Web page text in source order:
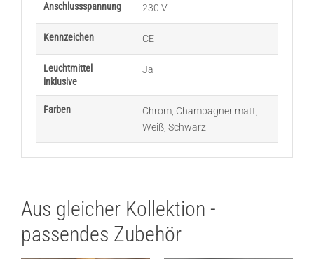
Anschlussspannung 230 V
Kennzeichen CE
Leuchtmittel
inklusive
Ja
Farben Chrom, Champagner matt
Weiß, Schwarz
Aus gleicher Kollektion -
passendes Zubehör